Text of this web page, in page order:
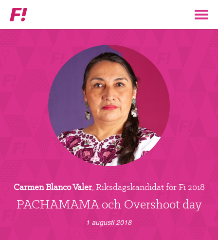
Feministiskt
initiativ
BLI MEDLEM
ENGAGERA DIG I F! ▼
PARTILEDARE
Carmen Blanco Valer, Riksdagskandidat för Fi 2018
PACHAMAMA och Overshoot day
1 augusti 2018